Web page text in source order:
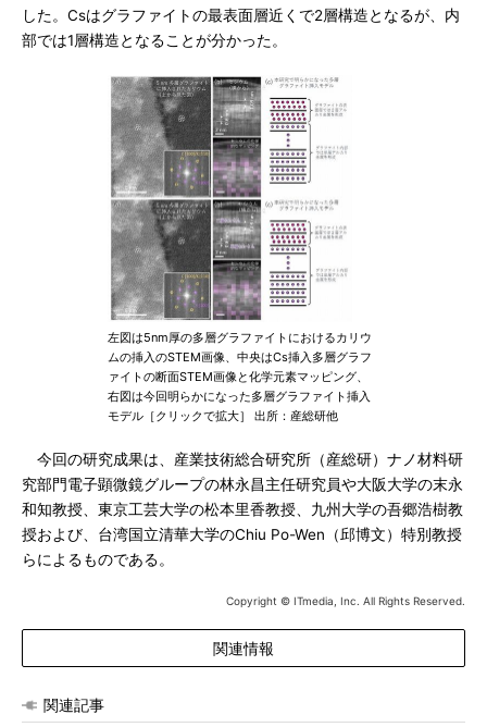
した。Csはグラファイトの最表面層近くで2層構造となるが、内
部では1層構造となることが分かった。
左図は5nm厚の多層グラファイトにおけるカリウ
ムの挿入のSTEM画像、中央はCs挿入多層グラフ
ァイトの断面STEM画像と化学元素マッピング、
右図は今回明らかになった多層グラファイト挿入
モデル［クリックで拡大］ 出所：産総研他
今回の研究成果は、産業技術総合研究所（産総研）ナノ材料研
究部門電子顕微鏡グループの林永昌主任研究員や大阪大学の末永
和知教授、東京工芸大学の松本里香教授、九州大学の吾郷浩樹教
授および、台湾国立清華大学のChiu Po-Wen（邱博文）特別教授
らによるものである。
Copyright © ITmedia, Inc. All Rights Reserved.
関連情報
関連記事